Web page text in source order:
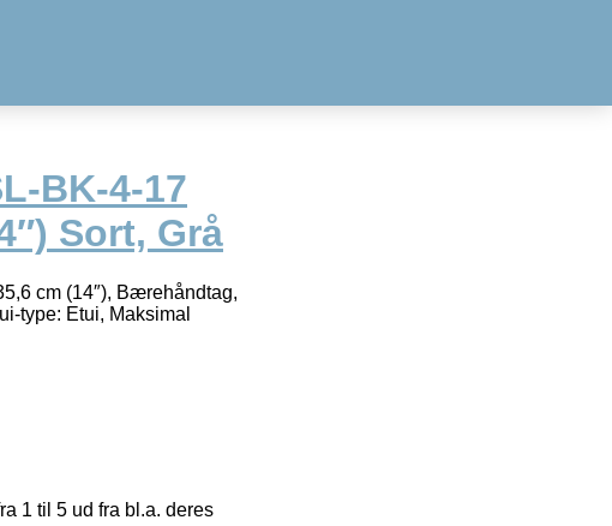
BK-4-17
Sort, Grå
cm (14″), Bærehåndtag,
type: Etui, Maksimal
1 til 5 ud fra bl.a. deres